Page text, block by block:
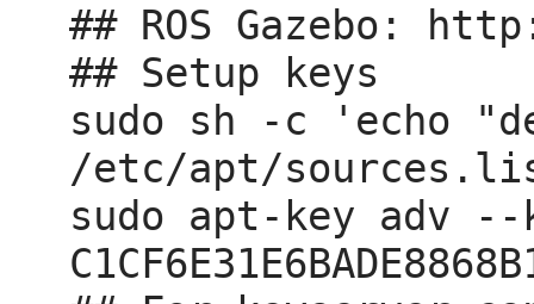
## ROS Gazebo:
## Setup keys
sudo sh -c 'echo
/etc/apt/
sudo apt-key adv